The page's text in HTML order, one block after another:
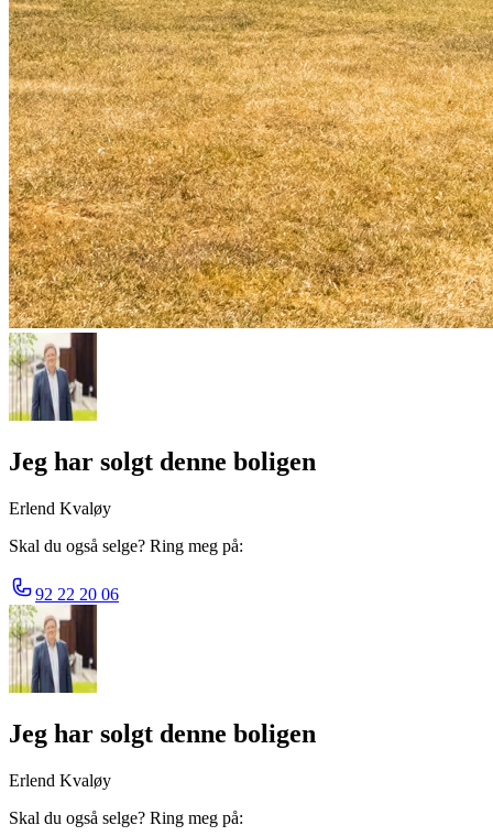
Jeg har solgt denne boligen
Erlend Kvaløy
Skal du også selge? Ring meg på:
92 22 20 06
Jeg har solgt denne boligen
Erlend Kvaløy
Skal du også selge? Ring meg på: